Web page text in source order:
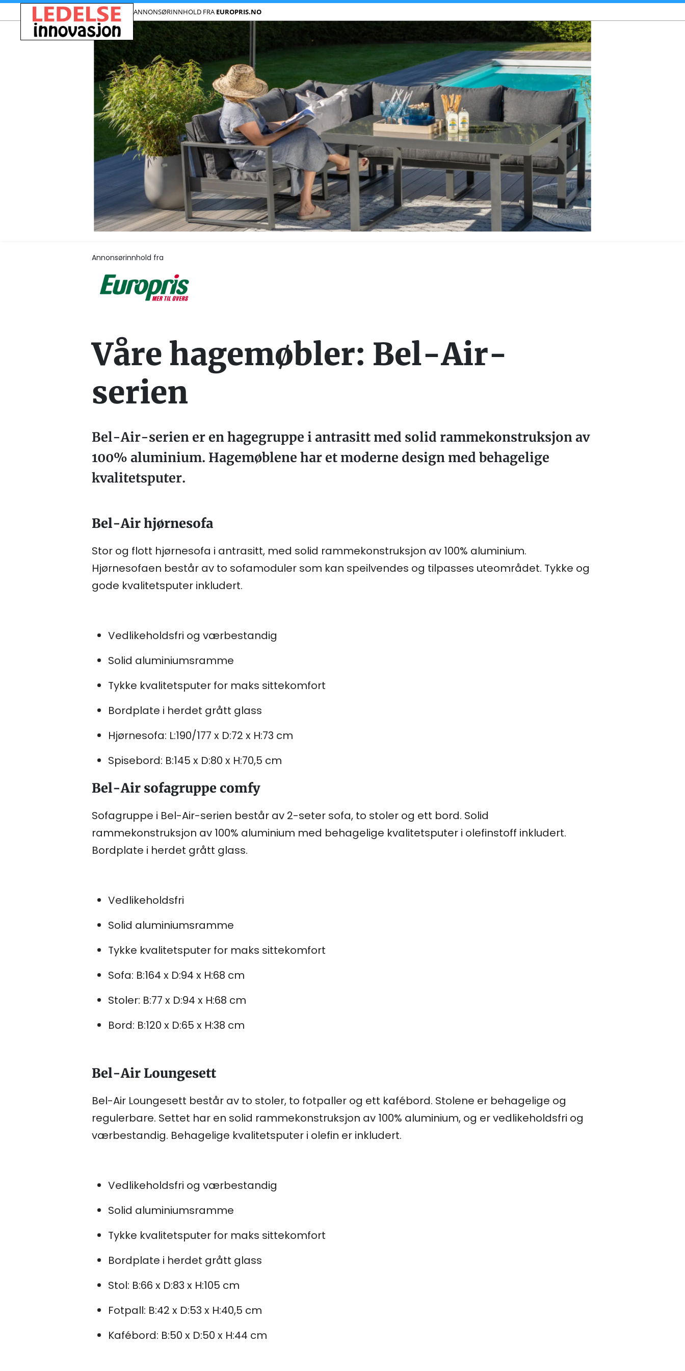
ANNONSØRINNHOLD FRA EUROPRIS.NO
Annonsørinnhold fra
Våre hagemøbler: Bel-Air-
serien
Bel-Air-serien er en hagegruppe i antrasitt med solid rammekonstruksjon av
100% aluminium. Hagemøblene har et moderne design med behagelige
kvalitetsputer.
Bel-Air hjørnesofa
Stor og flott hjørnesofa i antrasitt, med solid rammekonstruksjon av 100% aluminium.
Hjørnesofaen består av to sofamoduler som kan speilvendes og tilpasses uteområdet. Tykke og
gode kvalitetsputer inkludert.
Vedlikeholdsfri og værbestandig
Solid aluminiumsramme
Tykke kvalitetsputer for maks sittekomfort
Bordplate i herdet grått glass
Hjørnesofa: L:190/177 x D:72 x H:73 cm
Spisebord: B:145 x D:80 x H:70,5 cm
Bel-Air sofagruppe comfy
Sofagruppe i Bel-Air-serien består av 2-seter sofa, to stoler og ett bord. Solid
rammekonstruksjon av 100% aluminium med behagelige kvalitetsputer i olefinstoff inkludert.
Bordplate i herdet grått glass.
Vedlikeholdsfri
Solid aluminiumsramme
Tykke kvalitetsputer for maks sittekomfort
Sofa: B:164 x D:94 x H:68 cm
Stoler: B:77 x D:94 x H:68 cm
Bord: B:120 x D:65 x H:38 cm
Bel-Air Loungesett
Bel-Air Loungesett består av to stoler, to fotpaller og ett kafébord. Stolene er behagelige og
regulerbare. Settet har en solid rammekonstruksjon av 100% aluminium, og er vedlikeholdsfri og
værbestandig. Behagelige kvalitetsputer i olefin er inkludert.
Vedlikeholdsfri og værbestandig
Solid aluminiumsramme
Tykke kvalitetsputer for maks sittekomfort
Bordplate i herdet grått glass
Stol: B:66 x D:83 x H:105 cm
Fotpall: B:42 x D:53 x H:40,5 cm
Kafébord: B:50 x D:50 x H:44 cm